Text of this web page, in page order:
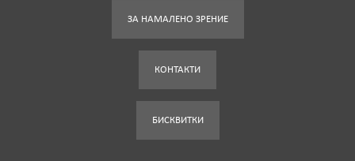
ЗА НАМАЛЕНО ЗРЕНИЕ
КОНТАКТИ
БИСКВИТКИ